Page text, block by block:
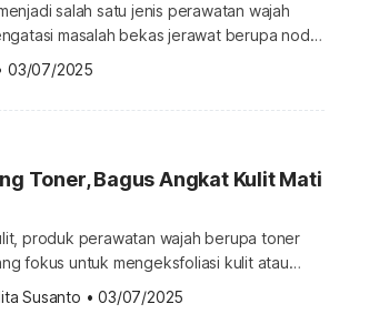
salah satu jenis perawatan wajah
masalah bekas jerawat berupa noda
membantu memperbaiki tekstur wajah
untuk jenis serum ini patut Anda jadikan
wajah harian. Cara kami memilih serum
03/07/2025
Toner, Bagus Angkat Kulit Mati
produk perawatan wajah berupa toner
fokus untuk mengeksfoliasi kulit atau
ulasan untuk Anda yang ingin
toner. Cara kami memilih
Susanto • 03/07/2025